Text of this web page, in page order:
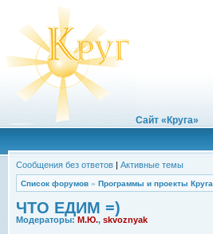
Сайт «Круга»
Сообщения без ответов | Активные темы
Список форумов » Программы и проекты Круга
ЧТО ЕДИМ =)
Модераторы:М.Ю., skvoznyak